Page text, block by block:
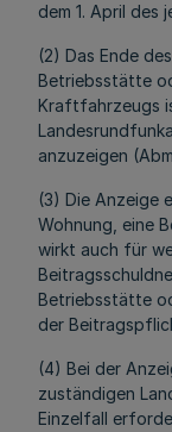
dem 1. April des
(2) Das Ende
Betriebsstätte
Kraftfahrzeugs
anzuzeigen
(3) Die Anzeige
Wohnung, eine
wirkt auch für
Betriebsstätte
der
(4) Bei der
zuständigen
Einzelfall